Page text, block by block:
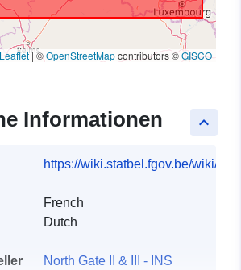
|©OpenStreetMapcontributors ©GISCO
keyboard_arrow_up
Informationen
https://wiki.statbel.fgov.be/wiki/
French
Dutch
North Gate II & III - INS